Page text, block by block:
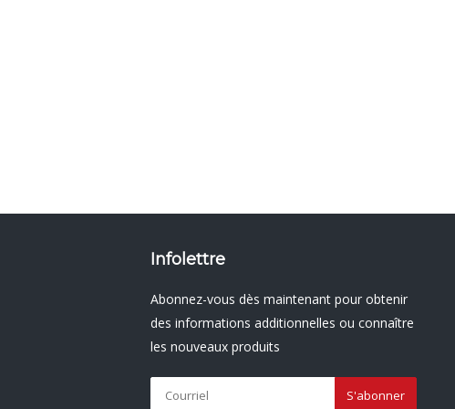
Infolettre
Abonnez-vous dès maintenant pour obtenir
des informations additionnelles ou connaître
les nouveaux produits
S'abonner